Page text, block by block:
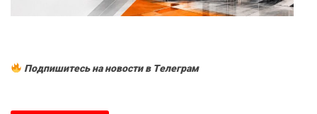
Подпишитесь на новости в Tелеграм